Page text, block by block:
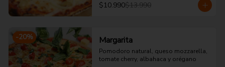
$10.990$13.990
-20% Margarita
Pomodoro natural, queso mozzarella,
tomate cherry, albahaca y orégano